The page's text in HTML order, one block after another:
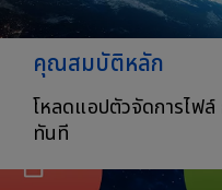
คุณสมบัติหลัก
โหลดแอปตัวจัดการไฟ
ทันที